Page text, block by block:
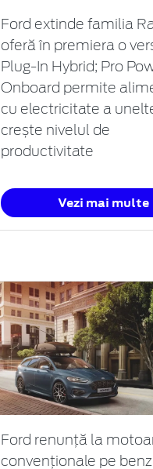
Ford extinde familia
oferă în premiera o
Plug-In Hybrid; Pro
Onboard permite
cu electricitate a
crește nivelul de
productivitate
Vezi mai multe
Ford renunță la
convenționale pe